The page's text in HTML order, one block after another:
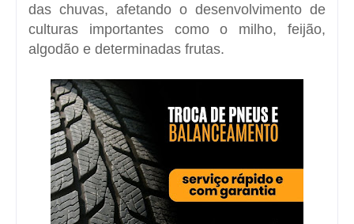
das chuvas, afetando o desenvolvimento de
culturas importantes como o milho, feijão,
algodão e determinadas frutas.